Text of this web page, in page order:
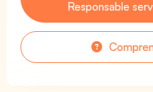
Responsable